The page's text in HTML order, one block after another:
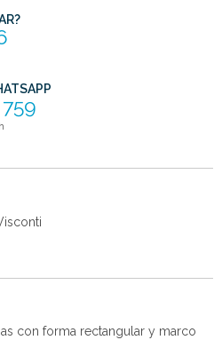
con forma rectangular y marco